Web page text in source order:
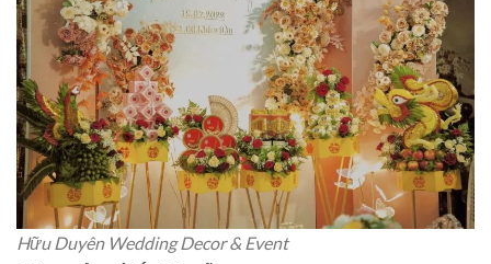
Hữu Duyên Wedding Decor & Event